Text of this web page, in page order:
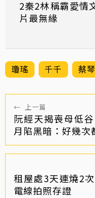
2秦2林稱霸愛情
片最無緣
瓊瑤 千千 蔡琴
← 上一篇
阮經天揭喪母低
月陷黑暗：好幾次
租屋處3天連燒2
電線拍照存證